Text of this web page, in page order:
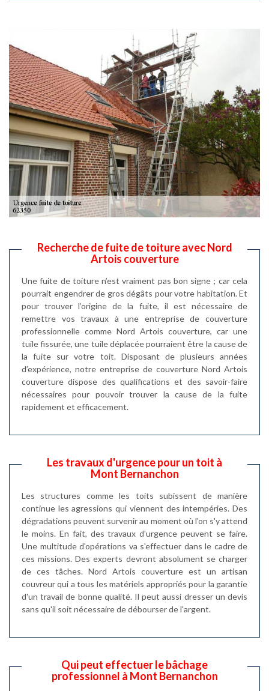
Recherche de fuite de toiture avec Nord
Artois couverture
Une fuite de toiture n’est vraiment pas bon signe ; car cela
pourrait engendrer de gros dégâts pour votre habitation. Et
pour trouver l’origine de la fuite, il est nécessaire de
remettre vos travaux à une entreprise de couverture
professionnelle comme Nord Artois couverture, car une
tuile fissurée, une tuile déplacée pourraient être la cause de
la fuite sur votre toit. Disposant de plusieurs années
d’expérience, notre entreprise de couverture Nord Artois
couverture dispose des qualifications et des savoir-faire
nécessaires pour pouvoir trouver la cause de la fuite
rapidement et efficacement.
Les travaux d'urgence pour un toit à
Mont Bernanchon
Les structures comme les toits subissent de manière
continue les agressions qui viennent des intempéries. Des
dégradations peuvent survenir au moment où l'on s'y attend
le moins. En fait, des travaux d'urgence peuvent se faire.
Une multitude d'opérations va s'effectuer dans le cadre de
ces missions. Des experts devront absolument se charger
de ces tâches. Nord Artois couverture est un artisan
couvreur qui a tous les matériels appropriés pour la garantie
d'un travail de bonne qualité. Il peut aussi dresser un devis
sans qu'il soit nécessaire de débourser de l'argent.
Qui peut effectuer le bâchage
professionnel à Mont Bernanchon